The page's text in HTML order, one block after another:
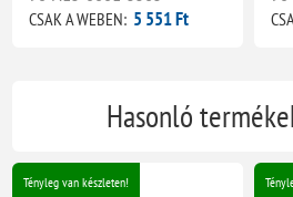
CSAK A WEBEN: 5 551 Ft
Hasonló
Tényleg van készleten!